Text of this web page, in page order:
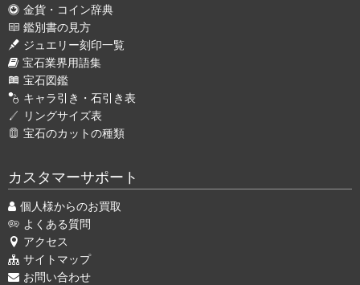
金貨・コイン辞典
鑑別書の見方
ジュエリー刻印一覧
宝石業界用語集
宝石図鑑
キャラ引き・石引き表
リングサイズ表
宝石のカットの種類
カスタマーサポート
個人様からのお買取
よくある質問
アクセス
サイトマップ
お問い合わせ